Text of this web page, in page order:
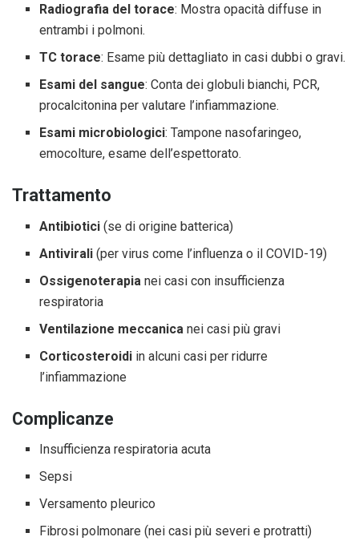
Radiografia del torace: Mostra opacità diffuse in
entrambi i polmoni.
TC torace: Esame più dettagliato in casi dubbi o gravi.
Esami del sangue: Conta dei globuli bianchi, PCR,
procalcitonina per valutare l’infiammazione.
Esami microbiologici: Tampone nasofaringeo,
emocolture, esame dell’espettorato.
Trattamento
Antibiotici (se di origine batterica)
Antivirali (per virus come l’influenza o il COVID-19)
Ossigenoterapia nei casi con insufficienza
respiratoria
Ventilazione meccanica nei casi più gravi
Corticosteroidi in alcuni casi per ridurre
l’infiammazione
Complicanze
Insufficienza respiratoria acuta
Sepsi
Versamento pleurico
Fibrosi polmonare (nei casi più severi e protratti)